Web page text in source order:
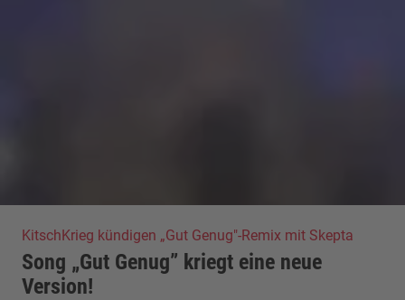
KitschKrieg kündigen „Gut Genug"-Remix mit Skepta
Song „Gut Genug” kriegt eine neue
Version!